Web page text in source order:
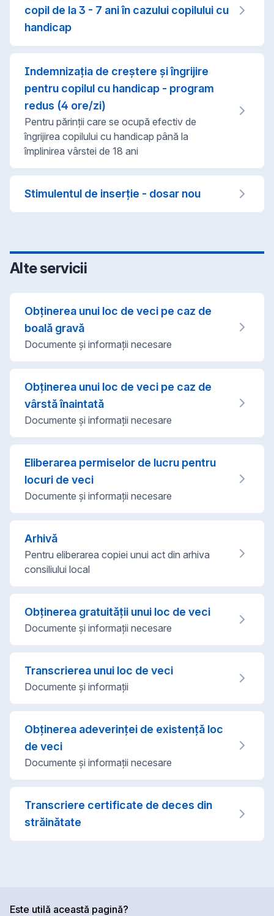
copil de la 3 - 7 ani în cazului copilului cu
handicap
Indemnizația de creștere și îngrijire
pentru copilul cu handicap - program
redus (4 ore/zi)
Pentru părinții care se ocupă efectiv de
îngrijirea copilului cu handicap până la
împlinirea vârstei de 18 ani
Stimulentul de inserție - dosar nou
Alte servicii
Obţinerea unui loc de veci pe caz de
boală gravă
Documente şi informaţii necesare
Obţinerea unui loc de veci pe caz de
vârstă înaintată
Documente şi informaţii necesare
Eliberarea permiselor de lucru pentru
locuri de veci
Documente şi informaţii necesare
Arhivă
Pentru eliberarea copiei unui act din arhiva
consiliului local
Obţinerea gratuităţii unui loc de veci
Documente şi informaţii necesare
Transcrierea unui loc de veci
Documente şi informaţii
Obţinerea adeverinţei de existenţă loc
de veci
Documente şi informaţii necesare
Transcriere certificate de deces din
străinătate
Este utilă această pagină?